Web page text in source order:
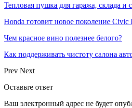
Тепловая пушка для гаража, склада и
Honda готовит новое поколение
Чем красное вино полезнее белого?
Как поддерживать чистоту салона
Prev Next
Оставьте ответ
Ваш электронный адрес не будет